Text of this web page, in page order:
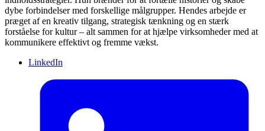
dybe forbindelser med forskellige målgrupper. Hendes arbejde er
præget af en kreativ tilgang, strategisk tænkning og en stærk
forståelse for kultur – alt sammen for at hjælpe virksomheder med at
kommunikere effektivt og fremme vækst.
LinkedIn